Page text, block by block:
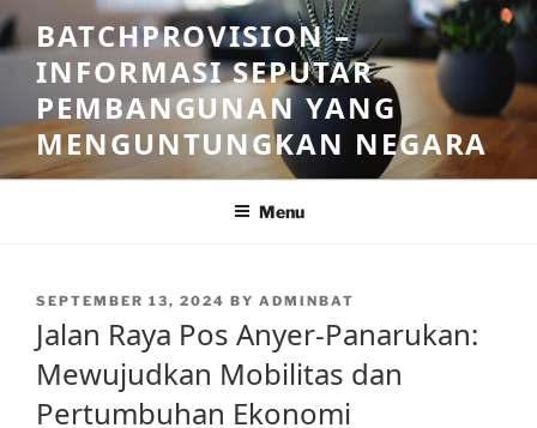
Skip
to
content
BATCHPROVISION –
INFORMASI SEPUTAR
PEMBANGUNAN YANG
MENGUNTUNGKAN NEGARA
Menu
POSTED
SEPTEMBER 13, 2024 BY ADMINBAT
Jalan Raya Pos Anyer-Panarukan:
Mewujudkan Mobilitas dan
Pertumbuhan Ekonomi